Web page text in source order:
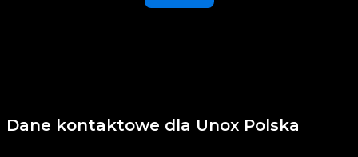
Dane kontaktowe dla Unox Polska